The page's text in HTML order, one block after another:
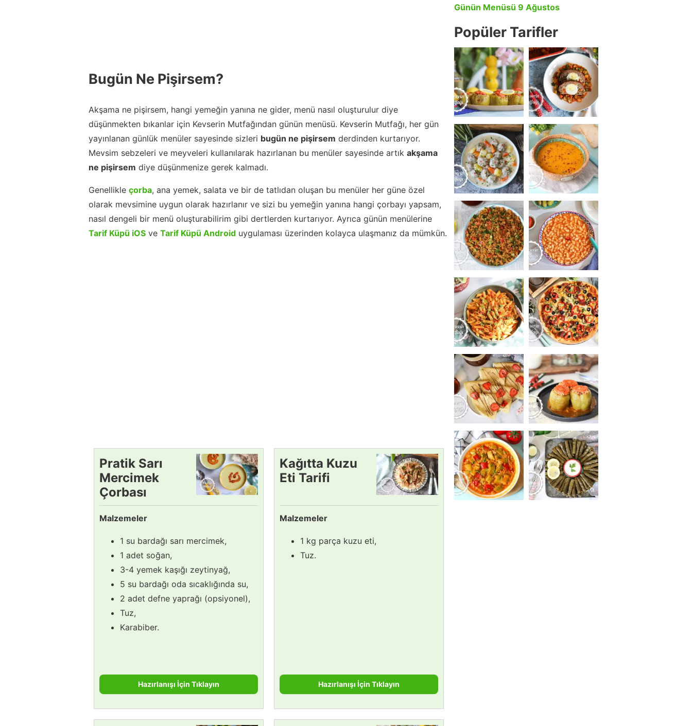
Bugün Ne Pişirsem?
Akşama ne pişirsem, hangi yemeğin yanına ne gider, menü nasıl oluşturulur diye
düşünmekten bıkanlar için Kevserin Mutfağından günün menüsü. Kevserin Mutfağı, her gün
yayınlanan günlük menüler sayesinde sizleri bugün ne pişirsem derdinden kurtarıyor.
Mevsim sebzeleri ve meyveleri kullanılarak hazırlanan bu menüler sayesinde artık akşama
ne pişirsem diye düşünmenize gerek kalmadı.
Genellikle çorba, ana yemek, salata ve bir de tatlıdan oluşan bu menüler her güne özel
olarak mevsimine uygun olarak hazırlanır ve sizi bu yemeğin yanına hangi çorbayı yapsam,
nasıl dengeli bir menü oluşturabilirim gibi dertlerden kurtarıyor. Ayrıca günün menülerine
Tarif Küpü iOS ve Tarif Küpü Android uygulaması üzerinden kolayca ulaşmanız da mümkün.
Pratik Sarı
Mercimek
Çorbası
Tarifi
Malzemeler
1 su bardağı sarı mercimek,
1 adet soğan,
3-4 yemek kaşığı zeytinyağ,
5 su bardağı oda sıcaklığında su,
2 adet defne yaprağı (opsiyonel),
Tuz,
Karabiber.
Hazırlanışı İçin Tıklayın
Kağıtta Kuzu
Eti Tarifi
Malzemeler
1 kg parça kuzu eti,
Tuz.
Hazırlanışı İçin Tıklayın
Günün Menüsü 9 Ağustos
Popüler Tarifler